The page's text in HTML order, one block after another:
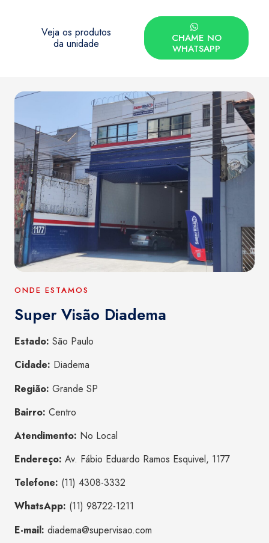
Veja os produtos
da unidade
CHAME NO
WHATSAPP
ONDE ESTAMOS
Super Visão Diadema
Estado: São Paulo
Cidade: Diadema
Região: Grande SP
Bairro: Centro
Atendimento: No Local
Endereço: Av. Fábio Eduardo Ramos Esquivel, 1177
Telefone: (11) 4308-3332
WhatsApp: (11) 98722-1211
E-mail: diadema@supervisao.com